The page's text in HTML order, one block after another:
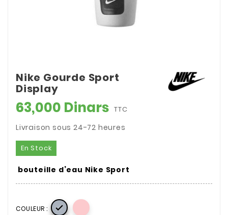
Nike Gourde Sport
Display
63,000 Dinars TTC
Livraison sous 24-72 heures
En Stock
bouteille d’eau Nike Sport
COULEUR : 